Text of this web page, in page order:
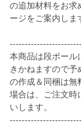
の追加材料をお求
ージをご案内しま
本商品は段ボール
きかねますので予
の作成＆同梱は無
場合は、ご注文時
いします。